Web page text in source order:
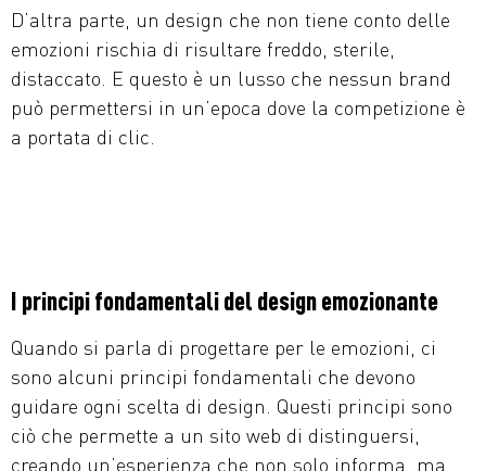
D’altra parte, un design che non tiene conto delle
emozioni rischia di risultare freddo, sterile,
distaccato. E questo è un lusso che nessun brand
può permettersi in un’epoca dove la competizione è
a portata di clic.
I principi fondamentali del design emozionante
Quando si parla di progettare per le emozioni, ci
sono alcuni principi fondamentali che devono
guidare ogni scelta di design. Questi principi sono
ciò che permette a un sito web di distinguersi,
creando un’esperienza che non solo informa, ma